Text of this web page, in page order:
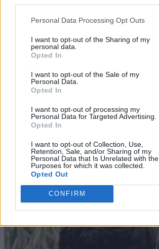
Personal Data Processing Opt Outs
I want to opt-out of the Sharing of my
personal data.
Opted In
I want to opt-out of the Sale of my
Personal Data.
Opted In
I want to opt-out of processing my
Personal Data for Targeted Advertising.
Opted In
I want to opt-out of Collection, Use,
Retention, Sale, and/or Sharing of my
Personal Data that Is Unrelated with the
Purposes for which it was collected.
Opted Out
CONFIRM